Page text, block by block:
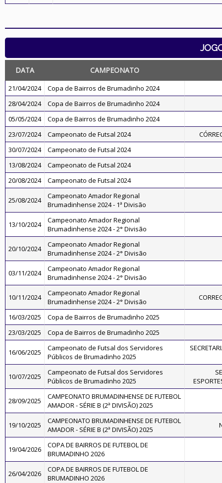
DATA CAMPEONATO
21/04/2024
Copa de Bairros de Brumadinho 2024
28/04/2024
Copa de Bairros de Brumadinho 2024
05/05/2024
Copa de Bairros de Brumadinho 2024
23/07/2024
Campeonato de Futsal 2024
30/07/2024
Campeonato de Futsal 2024
13/08/2024
Campeonato de Futsal 2024
20/08/2024
Campeonato de Futsal 2024
25/08/2024
Campeonato Amador Regional
Brumadinhense 2024 - 1ª Divisão
13/10/2024
Campeonato Amador Regional
Brumadinhense 2024 - 2° Divisão
20/10/2024
Campeonato Amador Regional
Brumadinhense 2024 - 2° Divisão
03/11/2024
Campeonato Amador Regional
Brumadinhense 2024 - 2° Divisão
10/11/2024
Campeonato Amador Regional
Brumadinhense 2024 - 2° Divisão
16/03/2025
Copa de Bairros de Brumadinho 2025
23/03/2025
Copa de Bairros de Brumadinho 2025
16/06/2025
Campeonato de Futsal dos Servidores
Públicos de Brumadinho 2025
10/07/2025
Campeonato de Futsal dos Servidores
Públicos de Brumadinho 2025
28/09/2025
CAMPEONATO BRUMADINHENSE DE FUTEBOL
AMADOR - SÉRIE B (2ª DIVISÃO) 2025
19/10/2025
CAMPEONATO BRUMADINHENSE DE FUTEBOL
AMADOR - SÉRIE B (2ª DIVISÃO) 2025
19/04/2026
COPA DE BAIRROS DE FUTEBOL DE
BRUMADINHO 2026
26/04/2026
COPA DE BAIRROS DE FUTEBOL DE
BRUMADINHO 2026